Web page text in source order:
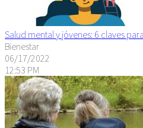
Salud mental y jóvenes: 6 claves
Bienestar
06/17/2022
12:53 PM